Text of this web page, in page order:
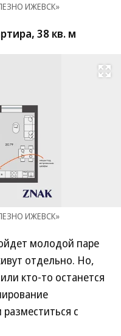
ИЖЕВСК»
38 кв. м
Развернуть
ИЖЕВСК»
молодой паре
отдельно. Но,
кто-то останется
с